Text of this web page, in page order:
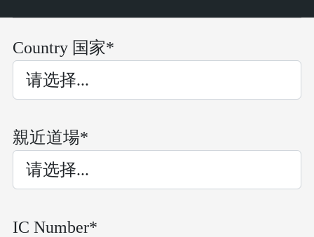
Country 国家*
親近道場*
IC Number*